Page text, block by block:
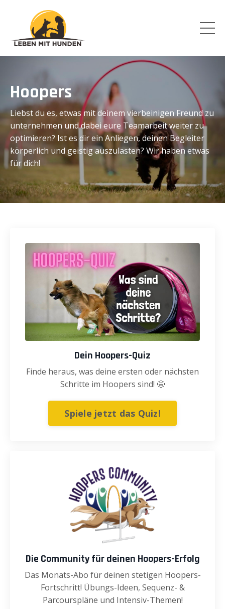
Hoopers
Liebst du es, etwas mit deinem vierbeinigen Freund zu
unternehmen und dabei eure Teamarbeit weiter zu
optimieren? Ist es dir ein Anliegen, deinen Begleiter
körperlich und geistig auszulasten? Wir haben etwas
für dich!
Dein Hoopers-Quiz
Finde heraus, was deine ersten oder nächsten
Schritte im Hoopers sind! 🤩
Spiele jetzt das Quiz!
Die Community für deinen Hoopers-Erfolg
Das Monats-Abo für deinen stetigen Hoopers-
Fortschritt! Übungs-Ideen, Sequenz- &
Parcourspläne und Intensiv-Themen!